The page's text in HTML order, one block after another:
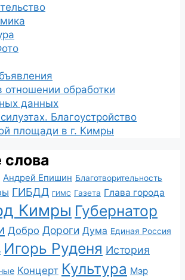
отношении обработки
данных
Благоустройство
площади в г. Кимры
Андрей Епишин Благотворительность
ГИБДД ГИМС Газета Глава города
Кимры Губернатор
Добро Дороги Дума Единая Россия
Игорь Руденя История
Концерт Культура Мэр